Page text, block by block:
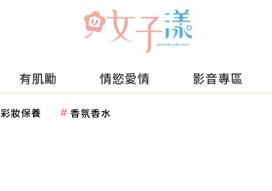
有肌勵 情慾愛情 影音專區
彩妝保養 香氛香水